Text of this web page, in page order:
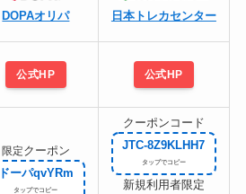
DOPAオリパ 日本トレカセンター
公式HP 公式HP
限定クーポン
ドーパqvYRm
クーポンコード
JTC-8Z9KLHH7
新規利用者限定